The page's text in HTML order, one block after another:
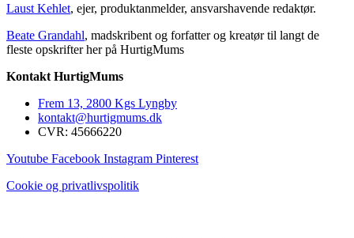
Laust Kehlet, ejer, produktanmelder, ansvarshavende redaktør.
Beate Grandahl, madskribent og forfatter og kreatør til langt de
fleste opskrifter her på HurtigMums
Kontakt HurtigMums
Frem 13, 2800 Kgs Lyngby
kontakt@hurtigmums.dk
CVR: 45666220
Youtube Facebook Instagram Pinterest
Cookie og privatlivspolitik